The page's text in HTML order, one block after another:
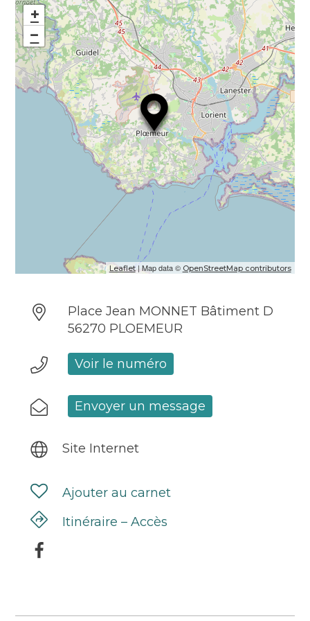
+
−
Leaflet| Map data © OpenStreetMap contributors
Place Jean MONNET Bâtiment D
56270 PLOEMEUR
Voir le numéro
Envoyer un message
Site Internet
Ajouter au carnet
Itinéraire – Accès